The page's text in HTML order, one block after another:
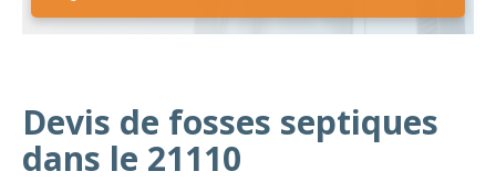
Devis de fosses septiques
dans le 21110